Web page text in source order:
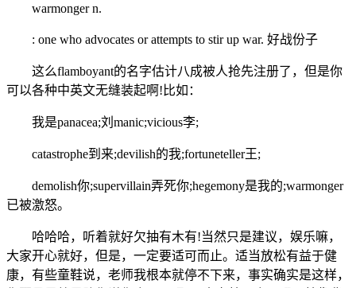
warmonger n.
: one who advocates or attempts to stir up war. 好战份子
这么flamboyant的名字估计八成被人抢先注册了，但是你
可以各种中英文无缝装起啊!比如：
我是panacea;刘manic;vicious李;
catastrophe到来;devilish的我;fortuneteller王;
demolish你;supervillain弄死你;hegemony是我的;warmonger
已被激怒。
哈哈哈，听着就好欠抽有木有!当然只是建议，娱乐嘛，
大家开心就好，但是，一定要适可而止。适当放松有益于健
康，有些童鞋说，老师我根本就停不下来，事实确实是这样，